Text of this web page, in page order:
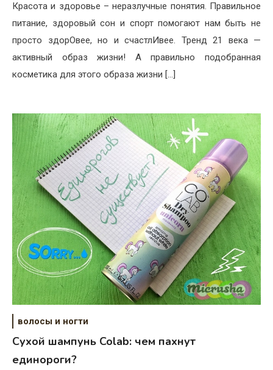
Красота и здоровье – неразлучные понятия. Правильное
питание, здоровый сон и спорт помогают нам быть не
просто здорОвее, но и счастлИвее. Тренд 21 века —
активный образ жизни! А правильно подобранная
косметика для этого образа жизни […]
волосы и ногти
Сухой шампунь Colab: чем пахнут
единороги?